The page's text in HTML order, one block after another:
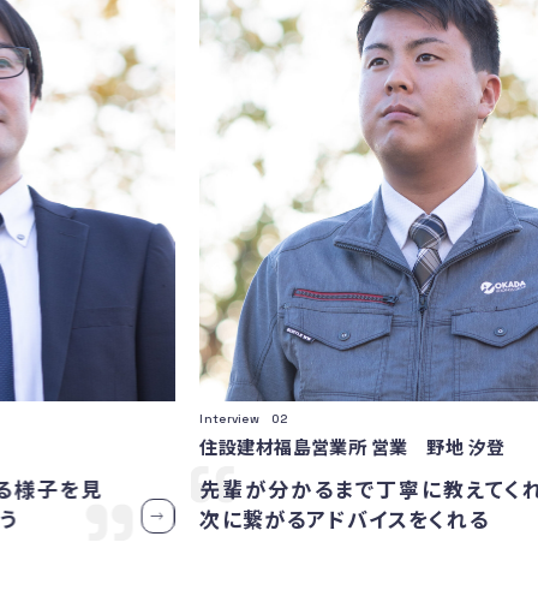
を見
Interview 02
住設建材福島営業所 営業 野地 汐登
先輩が分かるまで丁寧に教えてくれ、
次に繋がるアドバイスをくれる